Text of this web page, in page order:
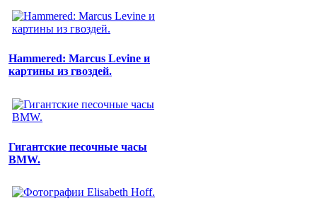
Hammered: Marcus Levine и
картины из гвоздей.
Гигантские пеcочные часы
BMW.